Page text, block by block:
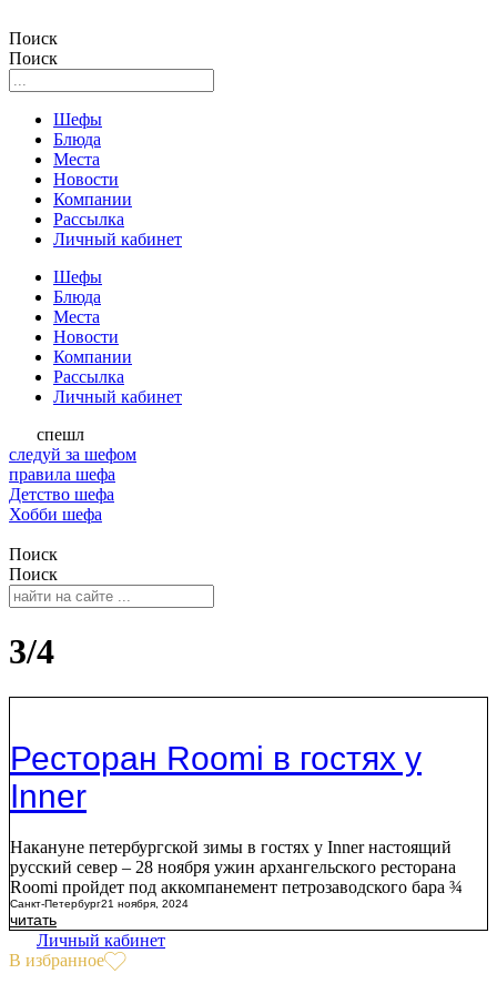
Поиск
Поиск
Шефы
Блюда
Места
Новости
Компании
Рассылка
Личный кабинет
Шефы
Блюда
Места
Новости
Компании
Рассылка
Личный кабинет
спешл
следуй за шефом
правила шефа
Детство шефа
Хобби шефа
Поиск
Поиск
3/4
Ресторан Roomi в гостях у
Inner
Накануне петербургской зимы в гостях у Inner настоящий
русский север – 28 ноября ужин архангельского ресторана
Roomi пройдет под аккомпанемент петрозаводского бара ¾
Санкт-Петербург21 ноября, 2024
читать
Личный кабинет
В избранное